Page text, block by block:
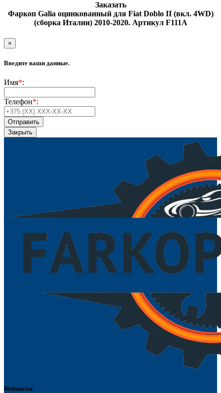
Заказать
Фаркоп Galia оцинкованный для Fiat Doblo II (вкл. 4WD)
(сборка Италии) 2010-2020. Артикул F111A
×
Введите ваши данные.
Имя*:
Телефон*:
Закрыть
Контакты